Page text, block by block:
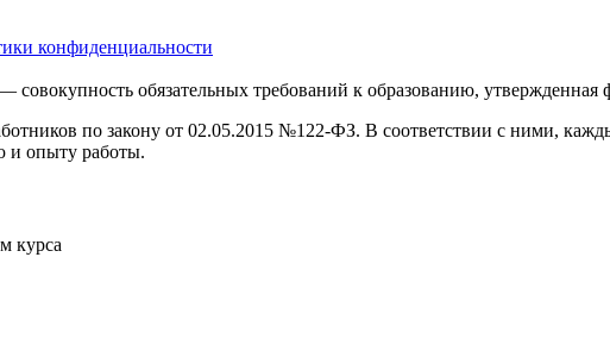
конфиденциальности
обязательных требований к образованию,
по закону от 02.05.2015 №122-ФЗ. В соответствии с ними,
и опыту работы.
курса